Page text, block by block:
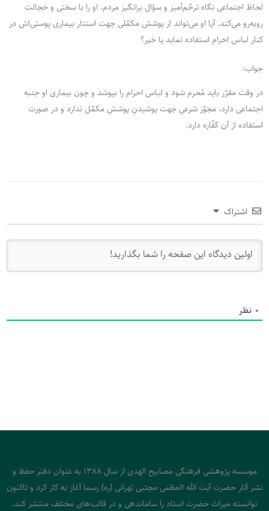
لحاظ اجتماعی نگاه ترحّم‌آمیز و سؤال برانگیز مردم، او را با سختی و خجالت
روبه‌رو می‌کند. آیا او می‌تواند از پوشش مکمّلی جهت استتار بیماری پوستی‌اش در
کنار لباس احرام استفاده نماید یا خیر؟
جواب:
در وقت مقرّر باید مُحرم شود و لباس احرام را بپوشد و چون بیماری او جنبه
اجتماعی دارد، مجوّز شرعی جهت پوشیدنِ پوشش مکمّل ندارد و در صورت
استفاده از آن کفّاره دارد.
اشتراک
0 نظر
موسسه پژوهشی فرهنگی مصابیح الهدی از سال 1388 به عنوان دفتر حفظ و
نشر آثار حضرت آیت الله العظمی مجتبی تهرانی (ره) رسما آغاز به کار کرد و تاکنون
توانسته میراث حضرت استاد را ساماندهی و در قالب‌های مختلف منتشر کند.